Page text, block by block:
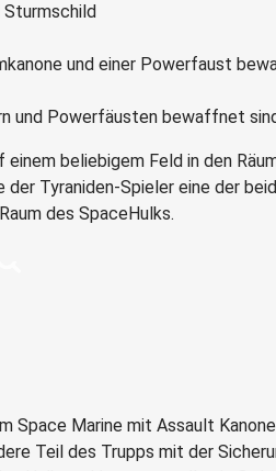
Sturmschild
und einer Powerfaust
und Powerfäusten bewaffnet
beliebigem Feld in den
Tyraniden-Spieler eine der
des SpaceHulks.
Space Marine mit Assault
Teil des Trupps mit der